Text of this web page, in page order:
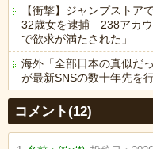
【衝撃】ジャンプスト
32歳女を逮捕 238アカウ
で欲求が満たされた」
海外「全部日本の真似だ
が最新SNSの数十年先を
Powered by livedoor 相互
コメント(12)